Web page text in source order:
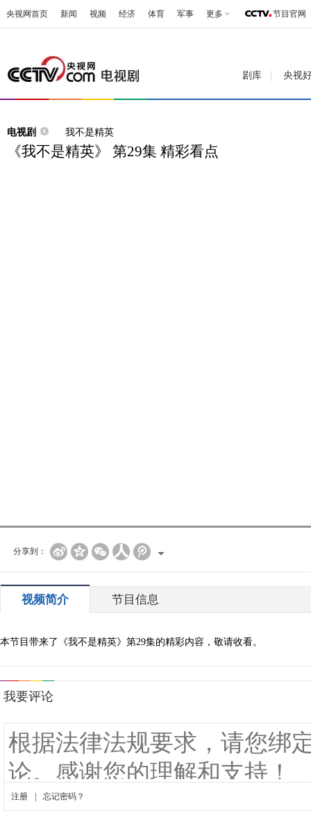
央视网首页 新闻 视频 经济 体育 军事 更多 节目官网
剧库 央视
电视剧 我不是精英
《我不是精英》 第29集 精彩看点
分享到：
视频简介 节目信息
本节目带来了《我不是精英》第29集的精彩内容，敬请收看。